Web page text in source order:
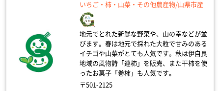
いちご・柿・山菜・その他農産物/山県市産
地元でとれた新鮮な野菜や、山の幸などが並
びます。春は地元で採れた大粒で甘みのある
イチゴや山菜がとても人気です。秋は伊自良
地域の風物詩「連柿」を販売、また干柿を使
ったお菓子「巻柿」も人気です。
〒501-2125